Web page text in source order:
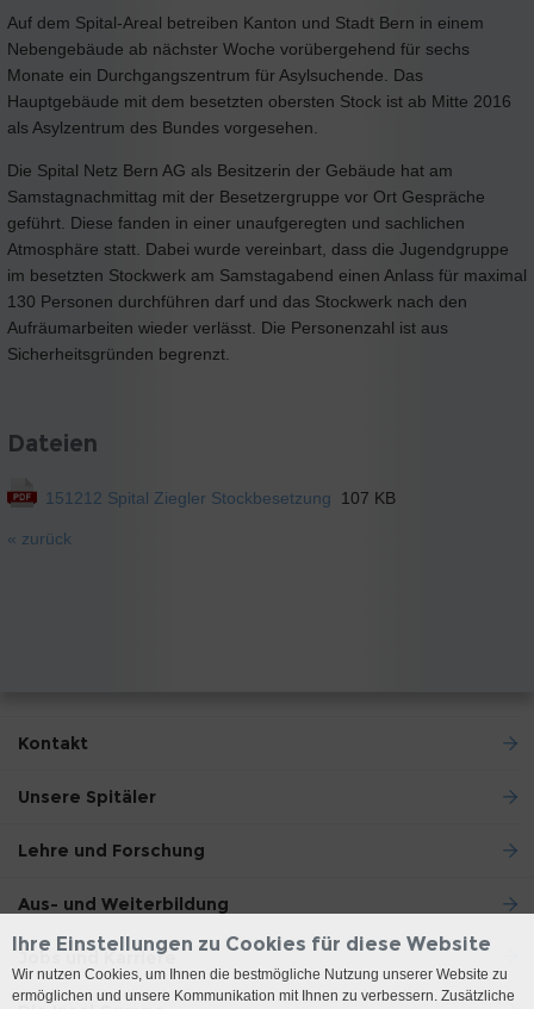
Auf dem Spital-Areal betreiben Kanton und Stadt Bern in einem
Nebengebäude ab nächster Woche vorübergehend für sechs
Monate ein Durchgangszentrum für Asylsuchende. Das
Hauptgebäude mit dem besetzten obersten Stock ist ab Mitte 2016
als Asylzentrum des Bundes vorgesehen.
Die Spital Netz Bern AG als Besitzerin der Gebäude hat am
Samstagnachmittag mit der Besetzergruppe vor Ort Gespräche
geführt. Diese fanden in einer unaufgeregten und sachlichen
Atmosphäre statt. Dabei wurde vereinbart, dass die Jugendgruppe
im besetzten Stockwerk am Samstagabend einen Anlass für maximal
130 Personen durchführen darf und das Stockwerk nach den
Aufräumarbeiten wieder verlässt. Die Personenzahl ist aus
Sicherheitsgründen begrenzt.
Dateien
151212 Spital Ziegler Stockbesetzung 107 KB
« zurück
Kontakt
Unsere Spitäler
Lehre und Forschung
Aus- und Weiterbildung
Jobs und Karriere
Ihre Einstellungen zu Cookies für diese Website
Wir nutzen Cookies, um Ihnen die bestmögliche Nutzung unserer Website zu
ermöglichen und unsere Kommunikation mit Ihnen zu verbessern. Zusätzliche